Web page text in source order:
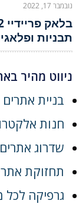
נובמבר 17, 2022
תבניות
ניווט מהיר
בניית אתרים
חנות
שדרוג אתרים
תחזוקת
גרפיקה לכל